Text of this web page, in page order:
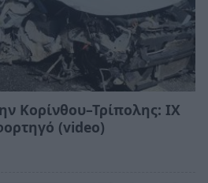
Κορίνθου–Τρίπολης: ΙΧ
(video)